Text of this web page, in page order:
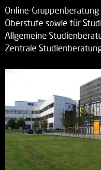
Online-
Oberstufe sowie für
Allgemeine
Zentrale